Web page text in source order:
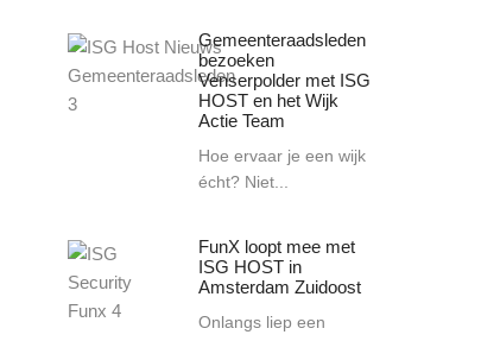
Gemeenteraadsleden
bezoeken
Venserpolder met ISG
HOST en het Wijk
Actie Team
Hoe ervaar je een wijk
écht? Niet...
FunX loopt mee met
ISG HOST in
Amsterdam Zuidoost
Onlangs liep een